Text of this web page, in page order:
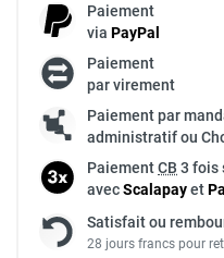
Paiement
via PayPal
Paiement
par virement
Paiement par
administratif ou
PaiementCB 3 fois
avecScalapayet
Satisfait ou
28 jours francs pour